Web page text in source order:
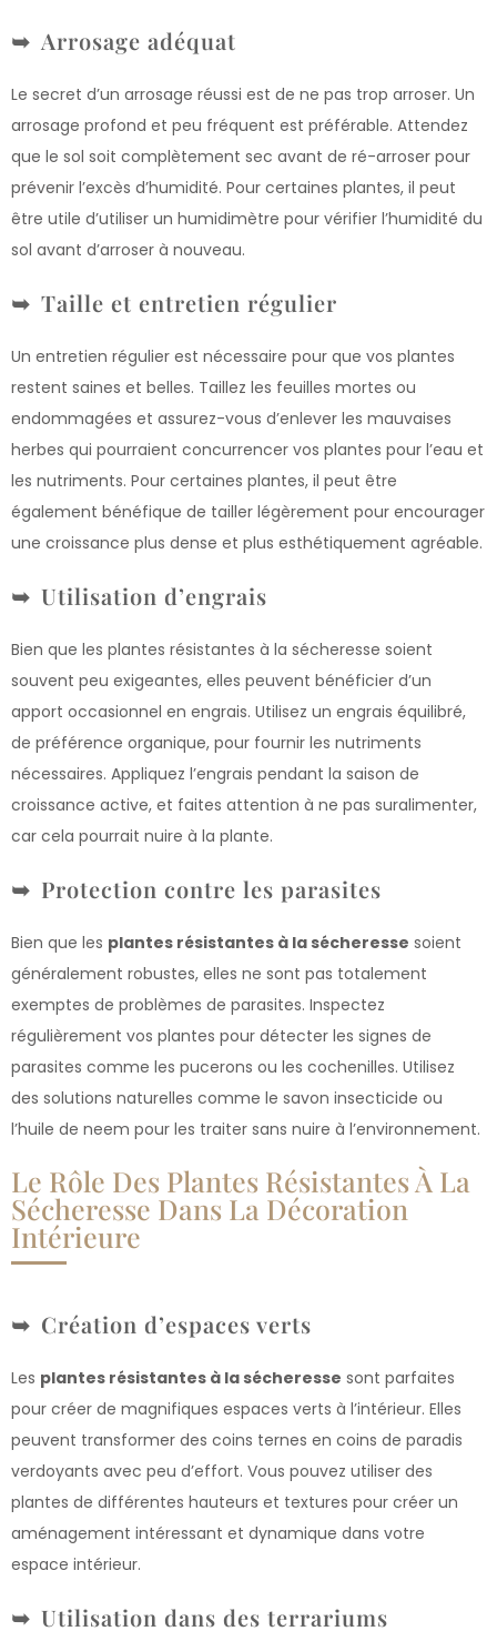
Arrosage adéquat
Le secret d’un arrosage réussi est de ne pas trop arroser. Un
arrosage profond et peu fréquent est préférable. Attendez
que le sol soit complètement sec avant de ré-arroser pour
prévenir l’excès d’humidité. Pour certaines plantes, il peut
être utile d’utiliser un humidimètre pour vérifier l’humidité du
sol avant d’arroser à nouveau.
Taille et entretien régulier
Un entretien régulier est nécessaire pour que vos plantes
restent saines et belles. Taillez les feuilles mortes ou
endommagées et assurez-vous d’enlever les mauvaises
herbes qui pourraient concurrencer vos plantes pour l’eau et
les nutriments. Pour certaines plantes, il peut être
également bénéfique de tailler légèrement pour encourager
une croissance plus dense et plus esthétiquement agréable.
Utilisation d’engrais
Bien que les plantes résistantes à la sécheresse soient
souvent peu exigeantes, elles peuvent bénéficier d’un
apport occasionnel en engrais. Utilisez un engrais équilibré,
de préférence organique, pour fournir les nutriments
nécessaires. Appliquez l’engrais pendant la saison de
croissance active, et faites attention à ne pas suralimenter,
car cela pourrait nuire à la plante.
Protection contre les parasites
Bien que les plantes résistantes à la sécheresse soient
généralement robustes, elles ne sont pas totalement
exemptes de problèmes de parasites. Inspectez
régulièrement vos plantes pour détecter les signes de
parasites comme les pucerons ou les cochenilles. Utilisez
des solutions naturelles comme le savon insecticide ou
l’huile de neem pour les traiter sans nuire à l’environnement.
Le Rôle Des Plantes Résistantes À La
Sécheresse Dans La Décoration
Intérieure
Création d’espaces verts
Les plantes résistantes à la sécheresse sont parfaites
pour créer de magnifiques espaces verts à l’intérieur. Elles
peuvent transformer des coins ternes en coins de paradis
verdoyants avec peu d’effort. Vous pouvez utiliser des
plantes de différentes hauteurs et textures pour créer un
aménagement intéressant et dynamique dans votre
espace intérieur.
Utilisation dans des terrariums